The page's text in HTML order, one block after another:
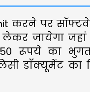
करने पर
जायेगा जहां
850 रूपये का
डाॅक्यूमेंट का